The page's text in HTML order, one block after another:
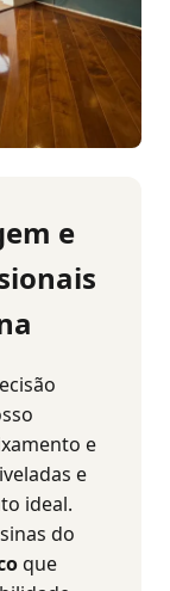
e
e
e
ideal.
do
que